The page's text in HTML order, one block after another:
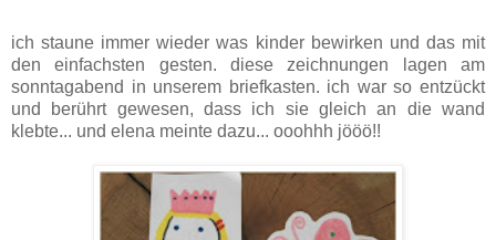
ich staune immer wieder was kinder bewirken und das mit
den einfachsten gesten. diese zeichnungen lagen am
sonntagabend in unserem briefkasten. ich war so entzückt
und berührt gewesen, dass ich sie gleich an die wand
klebte... und elena meinte dazu... ooohhh jööö!!